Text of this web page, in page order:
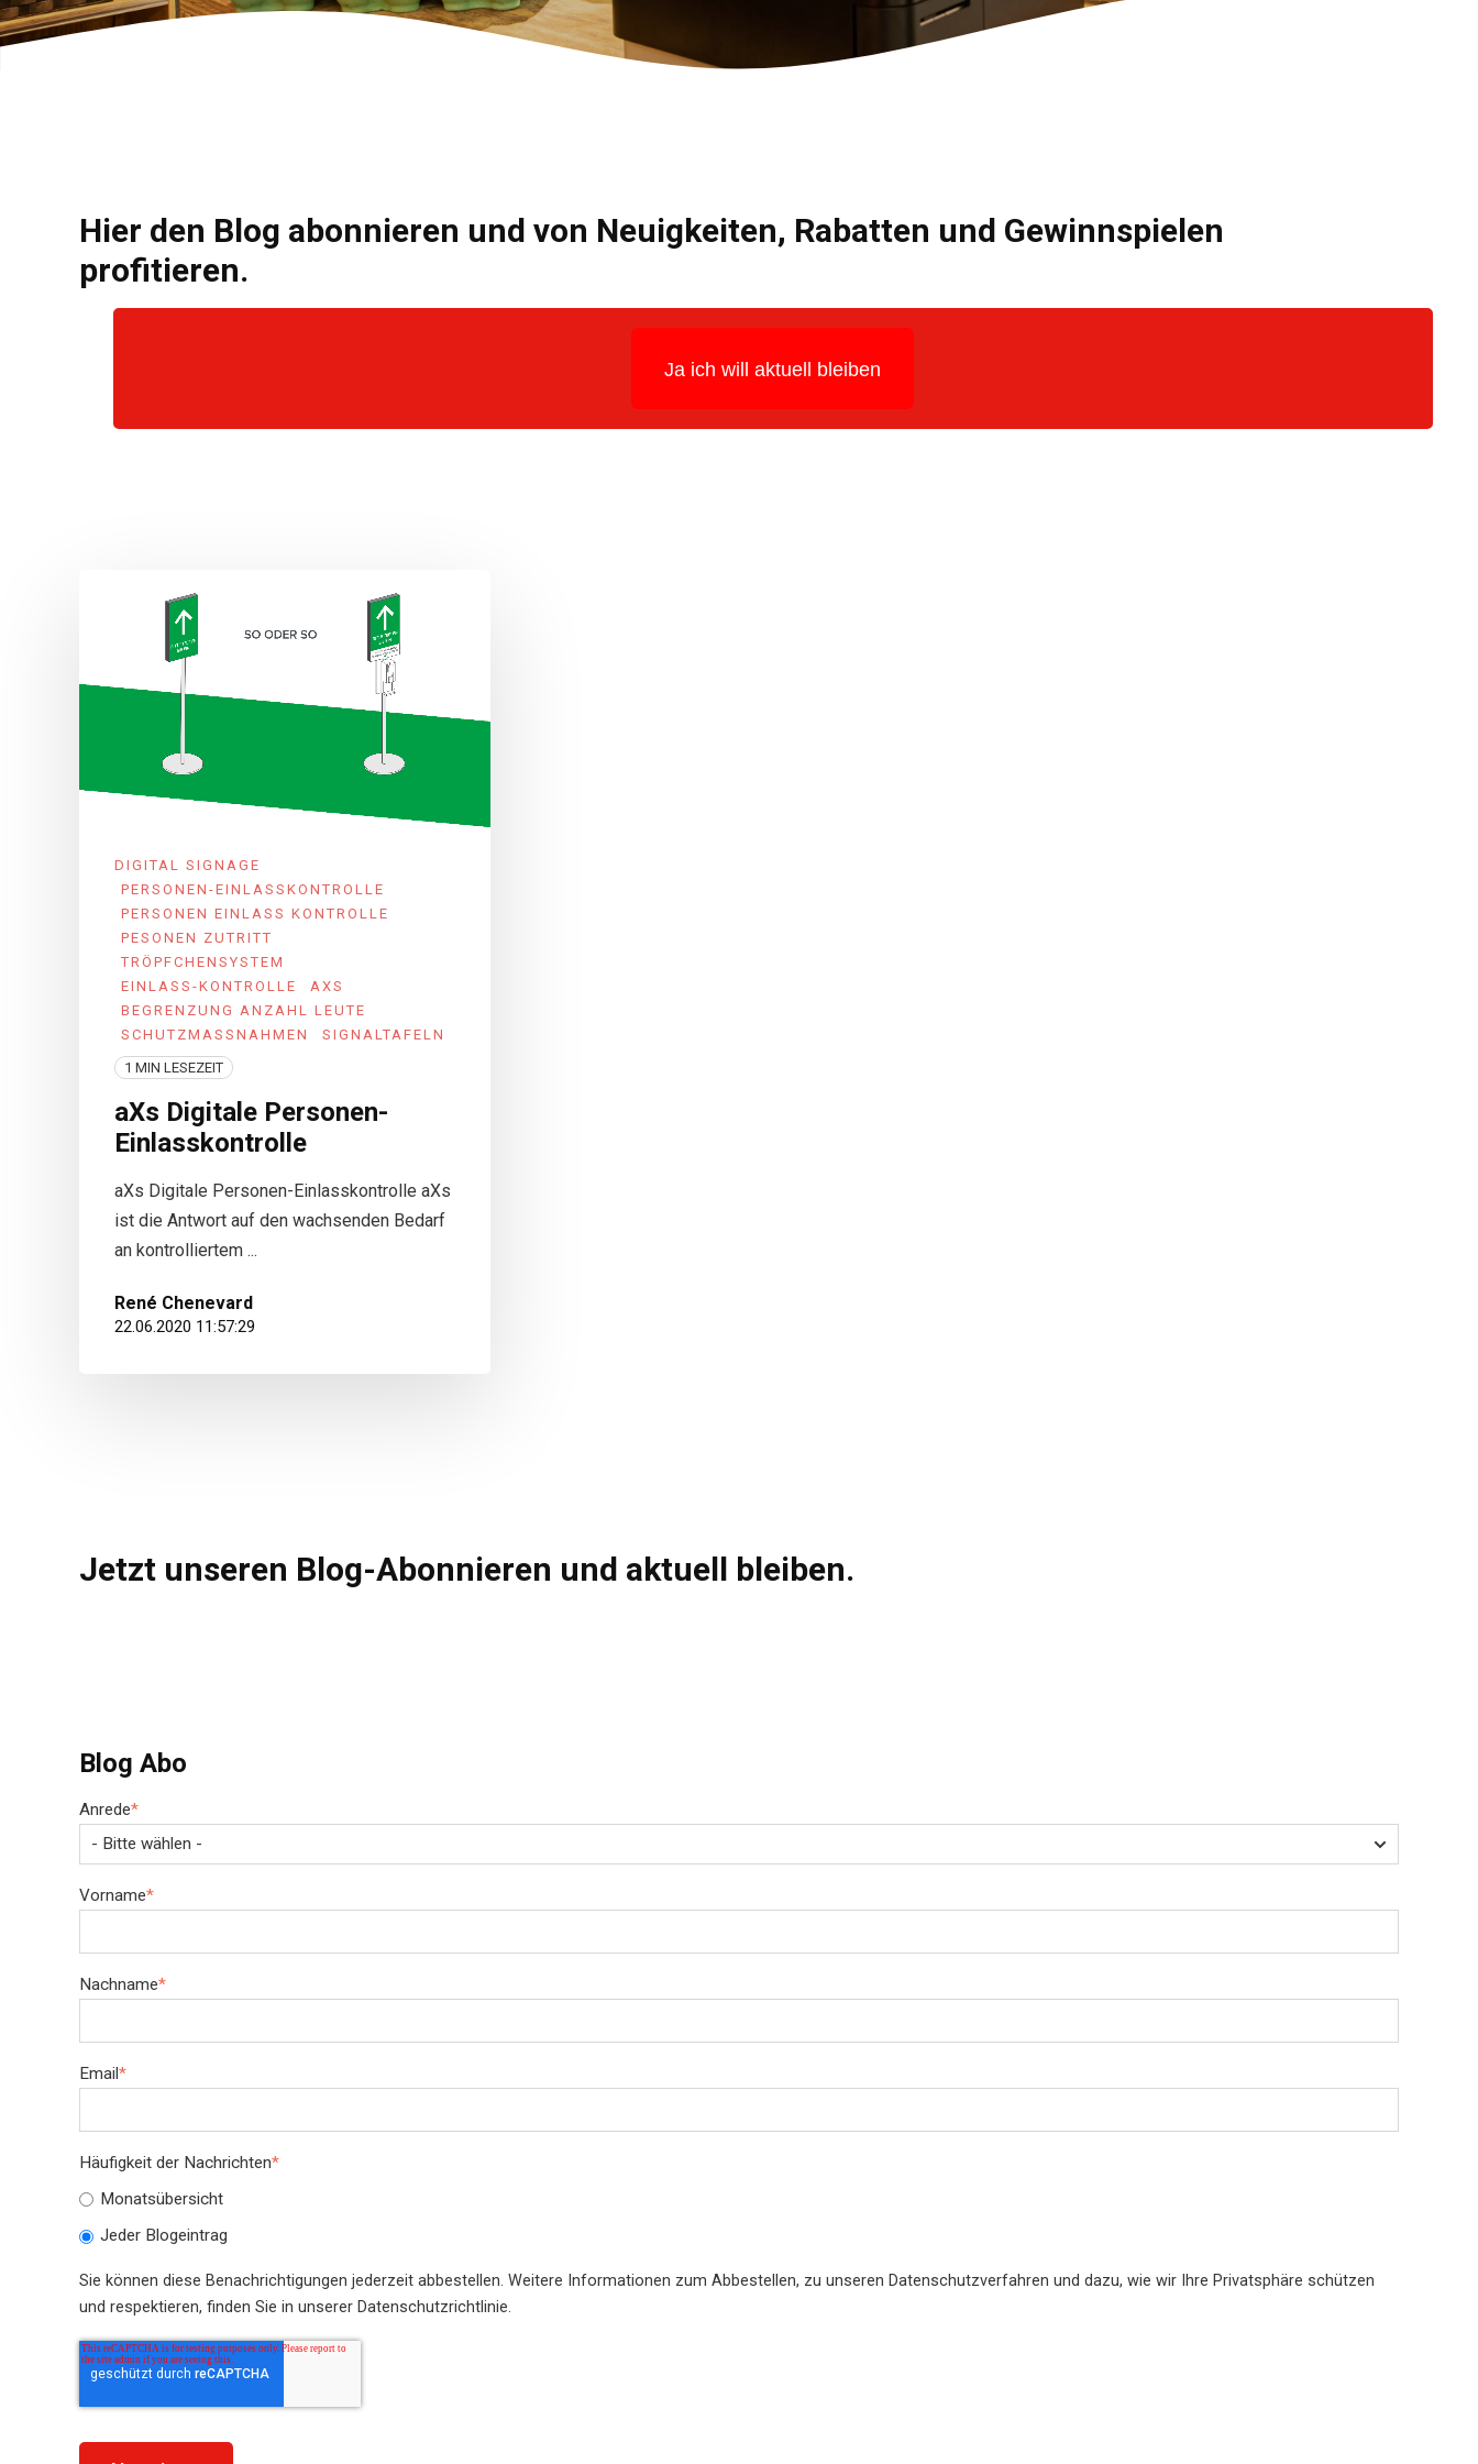
Hier den Blog abonnieren und von Neuigkeiten, Rabatten und Gewinnspielen
profitieren.
Ja ich will aktuell bleiben
DIGITAL SIGNAGE
PERSONEN-EINLASSKONTROLLE
PERSONEN EINLASS KONTROLLE
PESONEN ZUTRITT
TRÖPFCHENSYSTEM
EINLASS-KONTROLLE
AXS
BEGRENZUNG ANZAHL LEUTE
SCHUTZMASSNAHMEN
SIGNALTAFELN
1 MIN LESEZEIT
aXs Digitale Personen-
Einlasskontrolle
aXs Digitale Personen-Einlasskontrolle aXs
ist die Antwort auf den wachsenden Bedarf
an kontrolliertem ...
René Chenevard
22.06.2020 11:57:29
Jetzt unseren Blog-Abonnieren und aktuell bleiben.
Blog Abo
Anrede*
Vorname*
Nachname*
Email*
Häufigkeit der Nachrichten*
Monatsübersicht
Jeder Blogeintrag
Sie können diese Benachrichtigungen jederzeit abbestellen. Weitere Informationen zum Abbestellen, zu unseren Datenschutzverfahren und dazu, wie wir Ihre Privatsphäre schützen
und respektieren, finden Sie in unserer Datenschutzrichtlinie.